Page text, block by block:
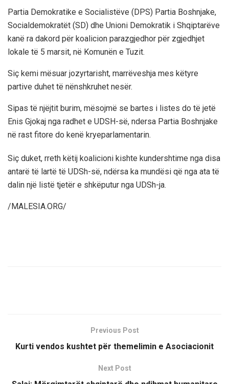
Partia Demokratike e Socialistëve (DPS) Partia Boshnjake,
Socialdemokratët (SD) dhe Unioni Demokratik i Shqiptarëve
kanë ra dakord për koalicion parazgjedhor për zgjedhjet
lokale të 5 marsit, në Komunën e Tuzit.
Siç kemi mësuar jozyrtarisht, marrëveshja mes këtyre
partive duhet të nënshkruhet nesër.
Sipas të njëjtit burim, mësojmë se bartes i listes do të jetë
Enis Gjokaj nga radhet e UDSH-së, ndersa Partia Boshnjake
në rast fitore do kenë kryeparlamentarin.
Siç duket, rreth këtij koalicioni kishte kundershtime nga disa
antarë të lartë të UDSh-së, ndërsa ka mundësi që nga ata të
dalin një listë tjetër e shkëputur nga UDSh-ja.
/MALESIA.ORG/
Previous Post
Kurti vendos kushtet për themelimin e Asociacionit
Next Post